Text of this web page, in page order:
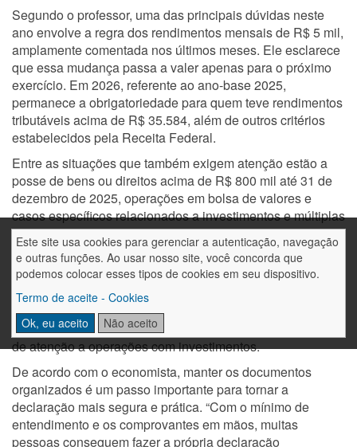
Este site usa cookies para gerenciar a autenticação, navegação
e outras funções. Ao usar nosso site, você concorda que
podemos colocar esses tipos de cookies em seu dispositivo.
Termo de aceite - Cookies
Ok, eu aceito
Não aceito
Segundo o professor, uma das principais dúvidas neste
ano envolve a regra dos rendimentos mensais de R$ 5 mil,
amplamente comentada nos últimos meses. Ele esclarece
que essa mudança passa a valer apenas para o próximo
exercício. Em 2026, referente ao ano-base 2025,
permanece a obrigatoriedade para quem teve rendimentos
tributáveis acima de R$ 35.584, além de outros critérios
estabelecidos pela Receita Federal.
Entre as situações que também exigem atenção estão a
posse de bens ou direitos acima de R$ 800 mil até 31 de
dezembro de 2025, operações em bolsa de valores e
casos específicos relacionados a investimentos e múltiplas
fontes pagadoras.
Stephan destaca que muitos contribuintes acabam
enfrentando problemas por falhas simples no
preenchimento. Entre os erros mais frequentes estão a
omissão de rendimentos recebidos de diferentes fontes, o
esquecimento de declarar aplicações financeiras e a falta
de atenção a operações com investimentos.
De acordo com o economista, manter os documentos
organizados é um passo importante para tornar a
declaração mais segura e prática. “Com o mínimo de
entendimento e os comprovantes em mãos, muitas
pessoas conseguem fazer a própria declaração